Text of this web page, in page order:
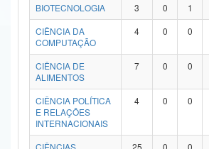
Advocacia-Geral da União
Banco Central do Brasil
BIOTECNOLOGIA
3 0 1
CIÊNCIA DA
COMPUTAÇÃO
4 0 0
CIÊNCIA DE
ALIMENTOS
7 0 0
CIÊNCIA POLÍTICA
E RELAÇÕES
INTERNACIONAIS
4 0 0
CIÊNCIAS
25 0 0